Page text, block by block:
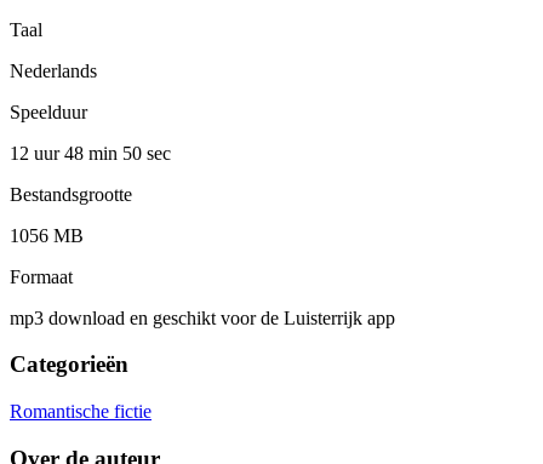
Taal
Nederlands
Speelduur
12 uur 48 min 50 sec
Bestandsgrootte
1056 MB
Formaat
mp3 download en geschikt voor de Luisterrijk app
Categorieën
Romantische fictie
Over de auteur